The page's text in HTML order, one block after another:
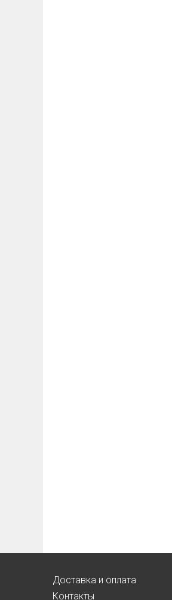
Доставка и оплата
Контакты